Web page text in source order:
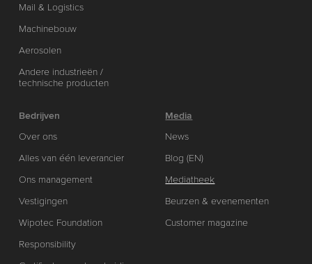
Mail & Logistics
Machinebouw
Aerosolen
Andere industrieën /
technische producten
Bedrijven
Over ons
Alles van één leverancier
Ons management
Vestigingen
Wipotec Foundation
Responsibility
Media
News
Blog (EN)
Mediatheek
Beurzen & evenementen
Customer magazine